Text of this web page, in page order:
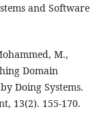
and Software
M.,
Domain
Doing Systems.
13(2). 155-170.